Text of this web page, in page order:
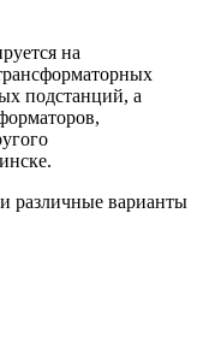
на
подстанций, а
различные варианты